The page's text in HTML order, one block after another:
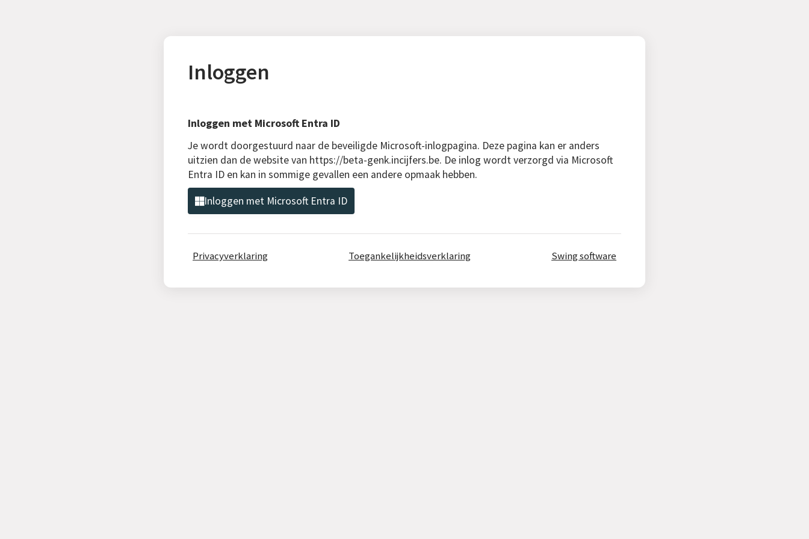
Inloggen
Inloggen met Microsoft Entra ID
Je wordt doorgestuurd naar de beveiligde Microsoft-inlogpagina. Deze pagina kan er anders
uitzien dan de website van https://beta-genk.incijfers.be. De inlog wordt verzorgd via Microsoft
Entra ID en kan in sommige gevallen een andere opmaak hebben.
Inloggen met Microsoft Entra ID
Privacyverklaring Toegankelijkheidsverklaring Swing software